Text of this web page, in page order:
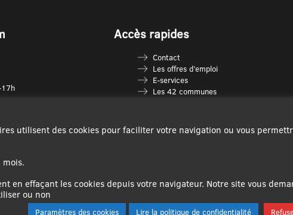
Accès rapides
Contact
Les offres d’emploi
E-services
Les 42 communes
Espace France Services
Les séniors
utilisent des cookies pour faciliter votre navigation ou vous
en effaçant les cookies depuis votre navigateur. Notre site vous
ou non
Paramètres des cookies Lire la politique de confidentialité